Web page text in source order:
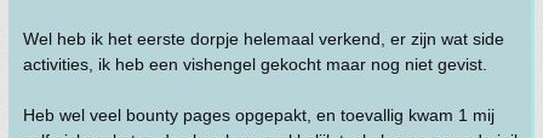
Wel heb ik het eerste dorpje helemaal verkend, er zijn wat side
activities, ik heb een vishengel gekocht maar nog niet gevist.
Heb wel veel bounty pages opgepakt, en toevallig kwam 1 mij